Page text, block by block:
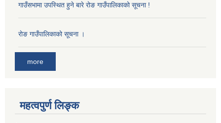
गाउँसभामा उपस्थित हुने बारे रोङ गाउँपालिकाको सूचना !
राेङ गाउँपालिकाको सूचना ।
more
महत्वपुर्ण लिङ्क